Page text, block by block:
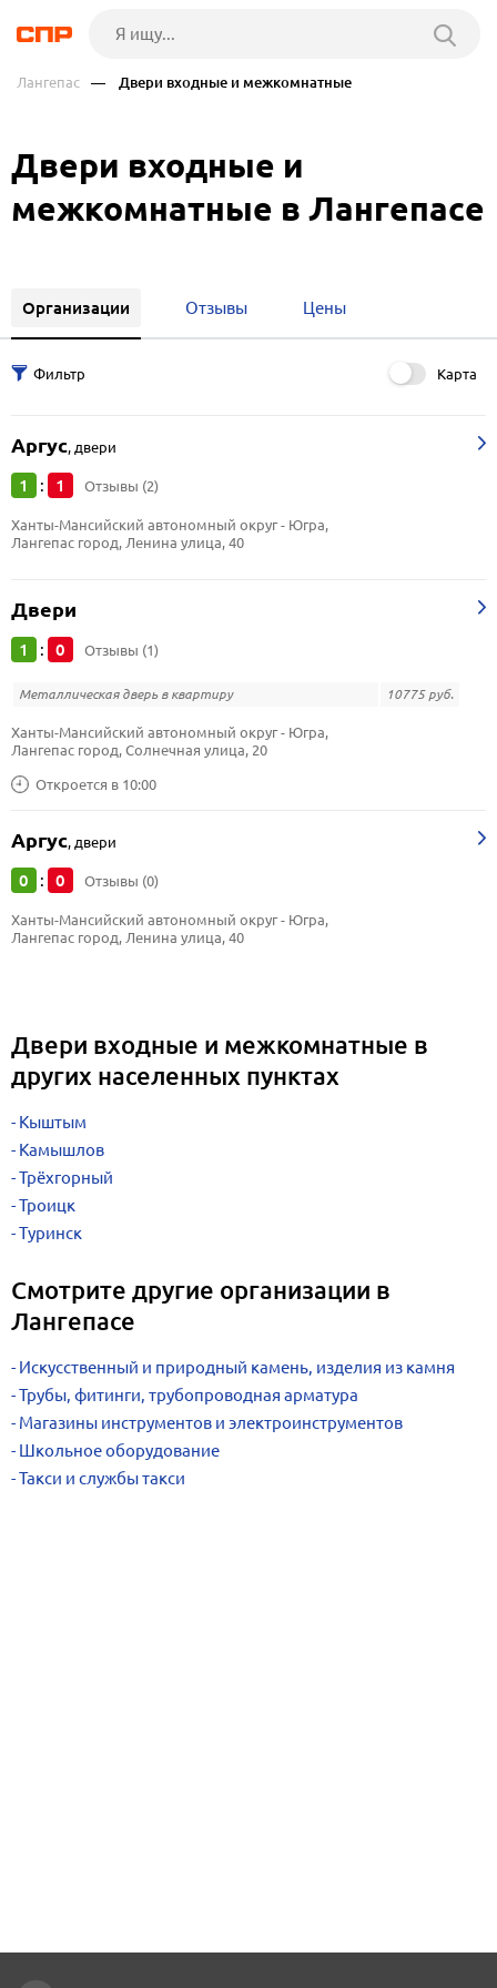
Лангепас — Двери входные и межкомнатные
Двери входные и
межкомнатные в Лангепасе
Организации Отзывы Цены
Карта
Аргус, двери
1 : 1 Отзывы (2)
Ханты-Мансийский автономный округ - Югра,
Лангепас город, Ленина улица, 40
Двери
1 : 0 Отзывы (1)
Металлическая дверь в квартиру 10775 руб.
Откроется в 10:00
Ханты-Мансийский автономный округ - Югра,
Лангепас город, Солнечная улица, 20
Аргус, двери
0 : 0 Отзывы (0)
Ханты-Мансийский автономный округ - Югра,
Лангепас город, Ленина улица, 40
Двери входные и межкомнатные в
других населенных пунктах
Кыштым
Камышлов
Трёхгорный
Троицк
Туринск
Смотрите другие организации в
Лангепасе
Искусственный и природный камень, изделия из камня
Трубы, фитинги, трубопроводная арматура
Магазины инструментов и электроинструментов
Школьное оборудование
Такси и службы такси